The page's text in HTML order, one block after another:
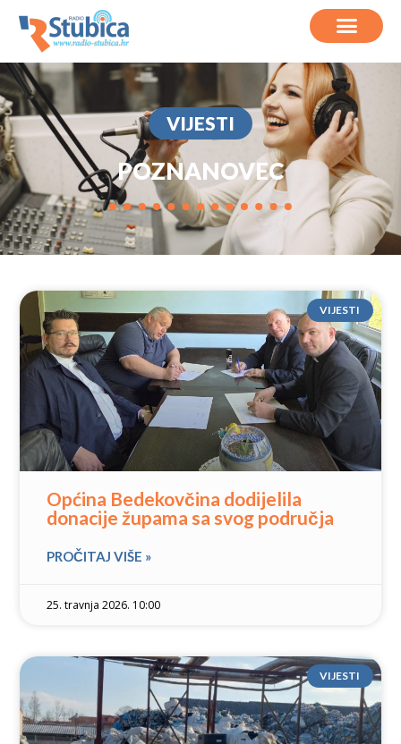
VIJESTI
POZNANOVEC
VIJESTI
Općina Bedekovčina dodijelila
donacije župama sa svog područja
PROČITAJ VIŠE »
25. travnja 2026. 10:00
VIJESTI